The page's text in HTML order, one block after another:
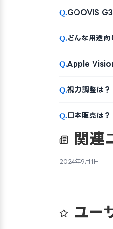
Q.GOOVIS G3
Q.どんな用途向
Q.Apple
Q.視力調整は？
Q.日本販売は？
関連
2024年9月1日
ユー